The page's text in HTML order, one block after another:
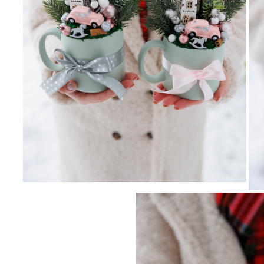
Plicuri pentru bani Botez
Accesorii și decor botez
Lumânări botez
Mărturii botez
Pahare botez
Toppers Candy bar